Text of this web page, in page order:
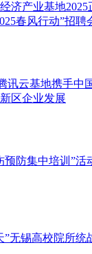
济产业基地
春风行动”招聘
讯云基地携手中
区企业发展
预防集中培训”活
”无锡高校院所统